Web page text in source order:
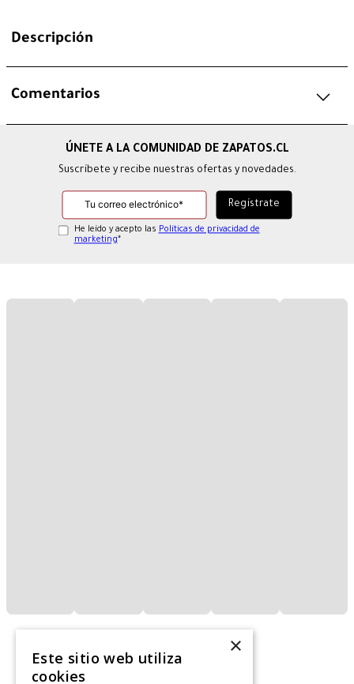
Descripción
Comentarios
Suscríbete y recibe nuestras ofertas y novedades.
He leído y acepto las Políticas de privacidad de
marketing*
×
Este sitio web utiliza
cookies